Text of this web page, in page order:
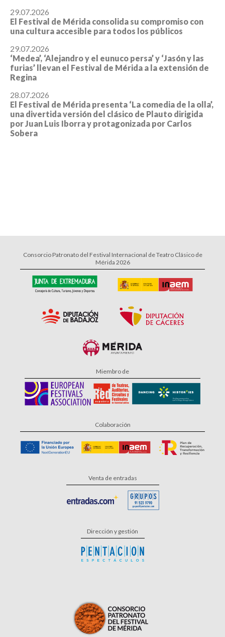
29.07.2026
El Festival de Mérida consolida su compromiso con
una cultura accesible para todos los públicos
29.07.2026
‘Medea’, ‘Alejandro y el eunuco persa’ y ‘Jasón y las
furias’ llevan el Festival de Mérida a la extensión de
Regina
28.07.2026
El Festival de Mérida presenta ‘La comedia de la olla’,
una divertida versión del clásico de Plauto dirigida
por Juan Luis Iborra y protagonizada por Carlos
Sobera
Consorcio Patronato del Festival Internacional de Teatro Clásico de
Mérida 2026
Miembro de
Colaboración
Venta de entradas
Dirección y gestión